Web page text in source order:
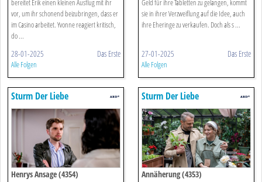
bereitet Erik einen kleinen Ausflug mit ihr
vor, um ihr schonend beizubringen, dass er
im Casino arbeitet. Yvonne reagiert kritisch,
do ...
28-01-2025 Das Erste
Alle Folgen
Geld für ihre Tabletten zu gelangen, kommt
sie in ihrer Verzweiflung auf die Idee, auch
ihre Eheringe zu verkaufen. Doch als s ...
27-01-2025 Das Erste
Alle Folgen
Sturm Der Liebe
Henrys Ansage (4354)
Sturm Der Liebe
Annäherung (4353)